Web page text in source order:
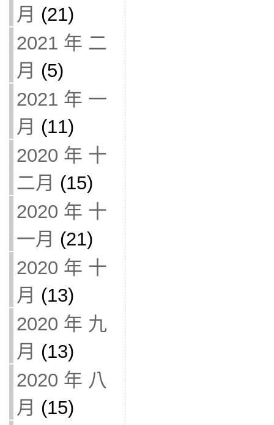
月 (21)
2021 年 二
月 (5)
2021 年 一
月 (11)
2020 年 十
二月 (15)
2020 年 十
一月 (21)
2020 年 十
月 (13)
2020 年 九
月 (13)
2020 年 八
月 (15)